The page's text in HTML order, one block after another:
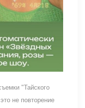
"Тайского
не повторение